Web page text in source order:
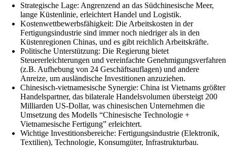
Strategische Lage: Angrenzend an das Südchinesische Meer,
lange Küstenlinie, erleichtert Handel und Logistik.
Kostenwettbewerbsfähigkeit: Die Arbeitskosten in der
Fertigungsindustrie sind immer noch niedriger als in den
Küstenregionen Chinas, und es gibt reichlich Arbeitskräfte.
Politische Unterstützung: Die Regierung bietet
Steuererleichterungen und vereinfachte Genehmigungsverfahren
(z.B. Aufhebung von 24 Geschäftsauflagen) und andere
Anreize, um ausländische Investitionen anzuziehen.
Chinesisch-vietnamesische Synergie: China ist Vietnams größter
Handelspartner, das bilaterale Handelsvolumen übersteigt 200
Milliarden US-Dollar, was chinesischen Unternehmen die
Umsetzung des Modells “Chinesische Technologie +
Vietnamesische Fertigung” erleichtert.
Wichtige Investitionsbereiche: Fertigungsindustrie (Elektronik,
Textilien), Technologie, Konsumgüter, Infrastrukturbau.